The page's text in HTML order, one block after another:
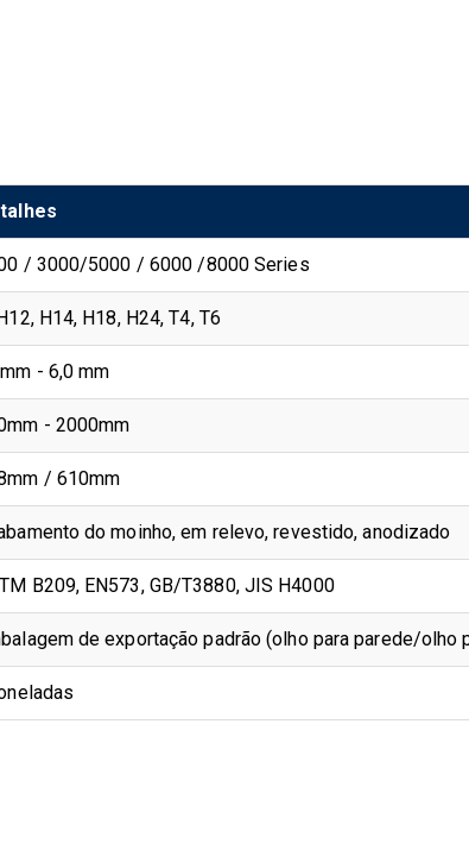
/ 3000/5000 / 6000 /8000 Series
H14, H18, H24, T4, T6
- 6,0 mm
- 2000mm
/ 610mm
do moinho, em relevo, revestido, anodizado
B209, EN573, GB/T3880, JIS H4000
de exportação padrão (olho para parede/olho